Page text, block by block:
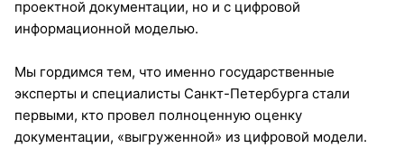
проектной документации, но и с цифровой
информационной моделью.
Мы гордимся тем, что именно государственные
эксперты и специалисты Санкт-Петербурга стали
первыми, кто провел полноценную оценку
документации, «выгруженной» из цифровой модели.